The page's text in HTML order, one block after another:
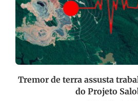
Tremor de terra assusta
do Projeto